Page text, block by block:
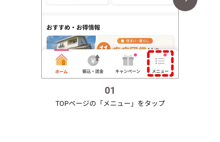
01
TOPページの「メニュー」をタップ